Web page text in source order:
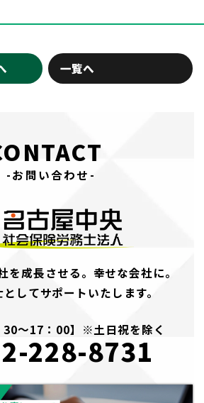
一覧へ
-お問い合わせ-
を成長させる。幸せな会社に。
してサポートいたします。
30～17：00】※土日祝を除く
228-8731